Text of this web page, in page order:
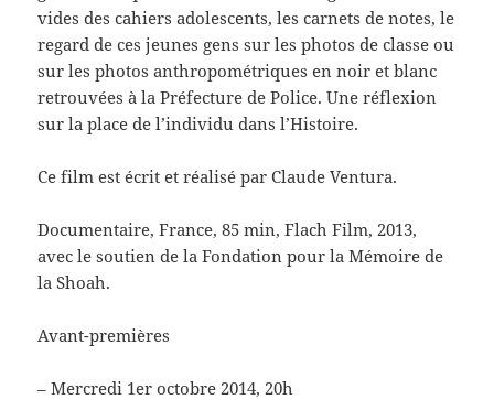
vides des cahiers adolescents, les carnets de notes, le
regard de ces jeunes gens sur les photos de classe ou
sur les photos anthropométriques en noir et blanc
retrouvées à la Préfecture de Police. Une réflexion
sur la place de l’individu dans l’Histoire.
Ce film est écrit et réalisé par Claude Ventura.
Documentaire, France, 85 min, Flach Film, 2013,
avec le soutien de la Fondation pour la Mémoire de
la Shoah.
Avant-premières
– Mercredi 1er octobre 2014, 20h